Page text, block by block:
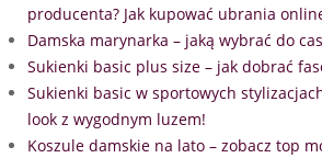
producenta? Jak kupować ubrania
Damska marynarka – jaką wybrać do
Sukienki basic plus size – jak dobrać
Sukienki basic w sportowych
look z wygodnym luzem!
Koszule damskie na lato – zobacz top